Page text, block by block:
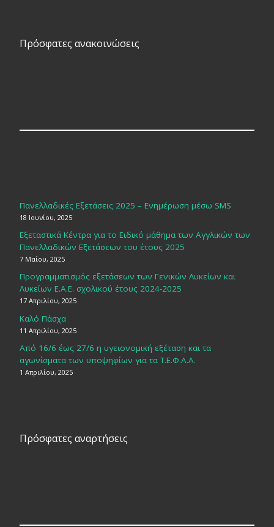
Πρόσφατες ανακοινώσεις
Πανελλαδικές Εξετάσεις 2025 – Ενημέρωση μέσω SMS
18 Ιουνίου, 2025
Εξεταστικά Κέντρα για το Ειδικό μάθημα των Αγγλικών των
Πανελλαδικών Εξετάσεων του έτους 2025
7 Μαΐου, 2025
Προγραμματισμός εξετάσεων των Γενικών Λυκείων και
Λυκείων Ε.Α.Ε. σχολικού έτους 2024-2025
17 Απριλίου, 2025
Καλό Πάσχα
11 Απριλίου, 2025
Από 16/6 έως 27/6 η υγειονομική εξέταση και τα
αγωνίσματα των υποψηφίων για τα Τ.Ε.Φ.Α.Α.
1 Απριλίου, 2025
Πρόσφατες αναρτήσεις